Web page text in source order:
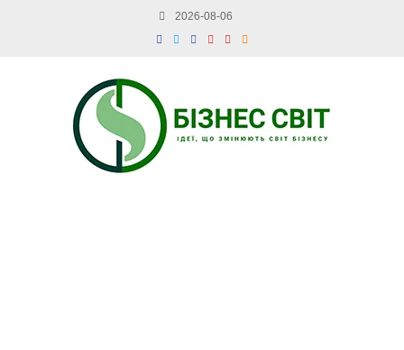
2026-08-06